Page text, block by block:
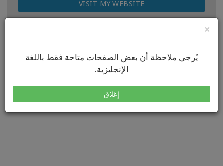
×
يُرجى ملاحظة أن بعض الصفحات متاحة فقط باللغة
الإنجليزية.
إغلاق
VISIT MY WEBSITE
Next Upcoming Classes
No classes to display.